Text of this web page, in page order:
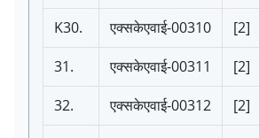
K30.
एक्सकेएवाई-00310 [2]
31.
एक्सकेएवाई-00311 [2]
32.
एक्सकेएवाई-00312 [2]